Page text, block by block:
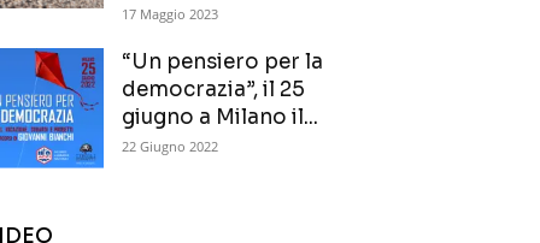
17 Maggio 2023
“Un pensiero per la
democrazia”, il 25
giugno a Milano il...
22 Giugno 2022